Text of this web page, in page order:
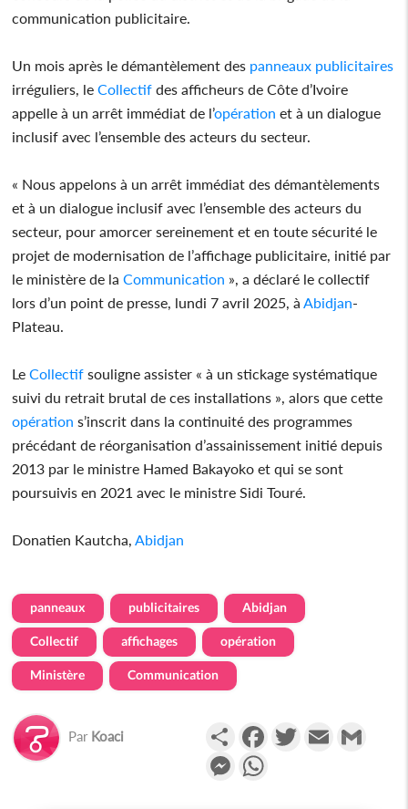
communication publicitaire.
Un mois après le démantèlement des panneaux publicitaires
irréguliers, leCollectif des afficheurs de Côte d’Ivoire
appelle à un arrêt immédiat de l’opération et à un dialogue
inclusif avec l’ensemble des acteurs du secteur.
« Nous appelons à un arrêt immédiat des démantèlements
et à un dialogue inclusif avec l’ensemble des acteurs du
secteur, pour amorcer sereinement et en toute sécurité le
projet de modernisation de l’affichage publicitaire, initié par
le ministère de laCommunication », a déclaré le collectif
lors d’un point de presse, lundi 7 avril 2025, àAbidjan-
Plateau.
LeCollectif souligne assister « à un stickage systématique
suivi du retrait brutal de ces installations », alors que cette
opération s’inscrit dans la continuité des programmes
précédant de réorganisation d’assainissement initié depuis
2013 par le ministre Hamed Bakayoko et qui se sont
poursuivis en 2021 avec le ministre Sidi Touré.
Donatien Kautcha,Abidjan
panneaux publicitaires Abidjan
Collectif affichages opération
Ministère Communication
Par Koaci PartagerFacebookTwitterEmail
Messenger